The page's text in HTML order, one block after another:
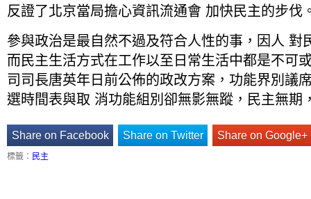
反證了北京當局擔心資訊流通會 加快民主的步伐
參與政治是最自然不過及符合人性的事，因人 對
而民主生活方式在工作以至日常生活中都是不可
司司長唐英年日前公佈的政改方案，功能界別議
選時間表與取 消功能組別卻無影無蹤，民主無期
Share on Facebook Share on Twitter Share on Google+
標籤： 民主